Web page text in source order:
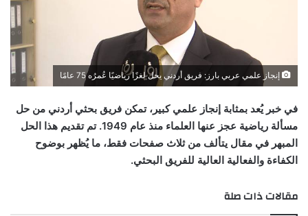
إنجاز علمي عربي بارز: فريق أردني يحل لغزًا رياضيًا عُمرُه 75 عامًا
في خبر يُعد بمثابة إنجاز علمي كبير، تمكن فريق بحثي أردني من حل
مسألة رياضية عجز عنها العلماء منذ عام 1949. تم تقديم هذا الحل
المبهر في مقال يتألف من ثلاث صفحات فقط، ما يُظهر بوضوح
الكفاءة والفعالية العالية للفريق البحثي.
مقالات ذات صلة